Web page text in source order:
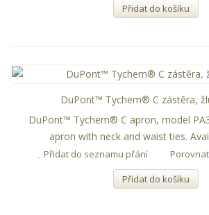
Přidat do košíku
DuPont™ Tychem® C zástěra,
DuPont™ Tychem® C apron, model
apron with neck and waist ties.
Přidat do seznamu přání
Přidat do košíku